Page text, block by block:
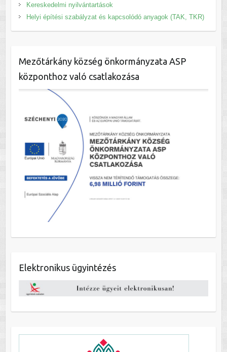
Kereskedelmi nyilvántartások
Helyi építési szabályzat és kapcsolódó anyagok (TAK, TKR)
Mezőtárkány község önkormányzata ASP
központhoz való csatlakozása
Elektronikus ügyintézés